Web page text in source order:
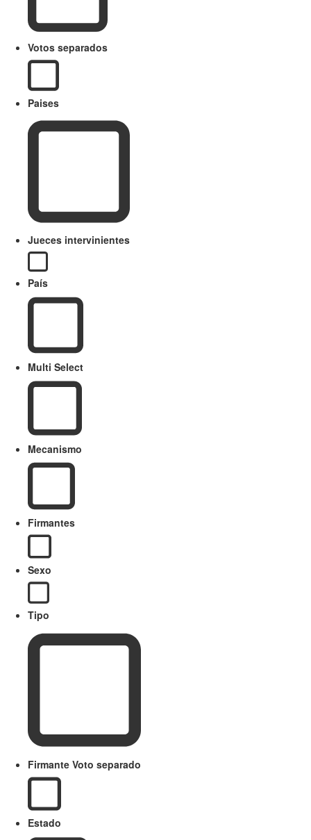
Votos separados
Paises
Jueces intervinientes
País
Multi Select
Mecanismo
Firmantes
Sexo
Tipo
Firmante Voto separado
Estado